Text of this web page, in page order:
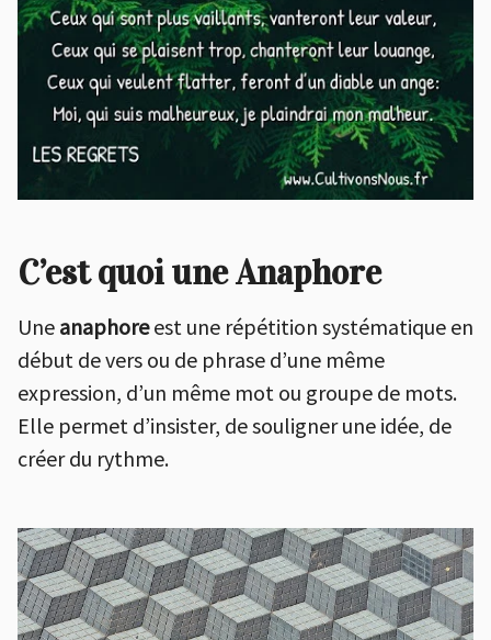
C’est quoi une Anaphore
Une anaphoreest une répétition systématique en
début de vers ou de phrase d’une même
expression, d’un même mot ou groupe de mots.
Elle permet d’insister, de souligner une idée, de
créer du rythme.